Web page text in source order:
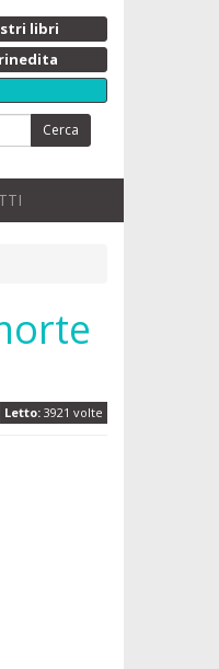
libri
Cerca
Letto: 3921 volte